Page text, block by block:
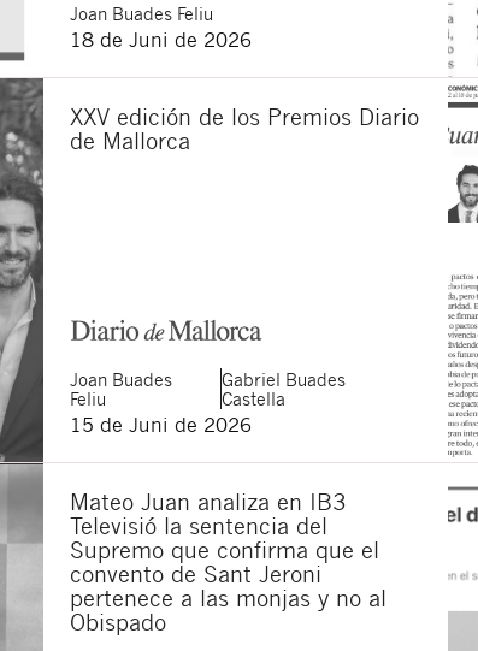
Joan Buades Feliu
18 de Juni de 2026
XXV edición de los Premios Diario
de Mallorca
Joan Buades
Feliu
Gabriel Buades
Castella
15 de Juni de 2026
Mateo Juan analiza en IB3
Televisió la sentencia del
Supremo que confirma que el
convento de Sant Jeroni
pertenece a las monjas y no al
Obispado
Ich bin damit einverstanden, Mitteilungen über
Ich akzeptiere dierechtlichen Bestimmungen
Durch Klicken auf die Schaltfläche „Senden“ erklären Sie, die
: Der Datenverantwortliche ist Buades Legal S.L. Der Zweck